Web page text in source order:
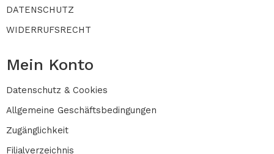
DATENSCHUTZ
WIDERRUFSRECHT
Mein Konto
Datenschutz & Cookies
Allgemeine Geschäftsbedingungen
Zugänglichkeit
Filialverzeichnis